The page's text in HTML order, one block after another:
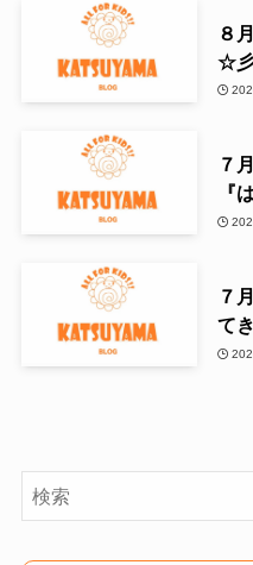
８
☆
７
『
７
て